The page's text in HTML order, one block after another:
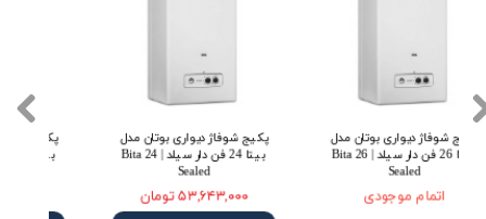
پکیج شوفاژ دیواری بوتان مدل
۵۳,۶۴۳,۰۰۰ تومان
پکیج شوفاژ دیواری بوتان مدل
اتمام موجودی